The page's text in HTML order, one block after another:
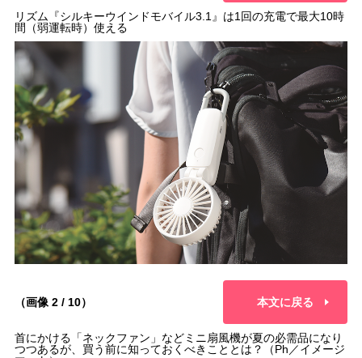
リズム『シルキーウインドモバイル3.1』は1回の充電で最大10時
間（弱運転時）使える
（画像 2 / 10） 本文に戻る
首にかける「ネックファン」などミニ扇風機が夏の必需品になり
つつあるが、買う前に知っておくべきこととは？（Ph／イメージ